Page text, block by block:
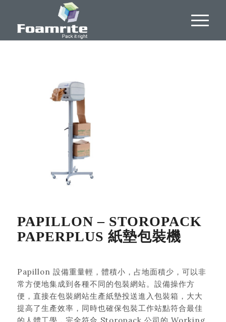
PAPILLON – STOROPACK
PAPERPLUS 紙墊包裝機
Papillon 設備重量輕，體積小，占地面積少，可以非
常方便地集成到各種不同的包裝網站。設備操作方
便，直接在包裝網站生產紙墊投送進入包裝箱，大大
提高了生產效率，同時也確保包裝工作站點符合最佳